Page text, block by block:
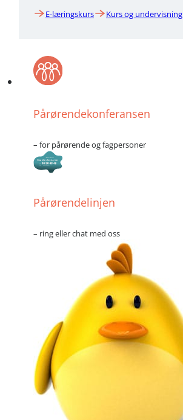
E-læringskurs Kurs og undervisning
Pårørendekonferansen
– for pårørende og fagpersoner
Pårørendelinjen
– ring eller chat med oss